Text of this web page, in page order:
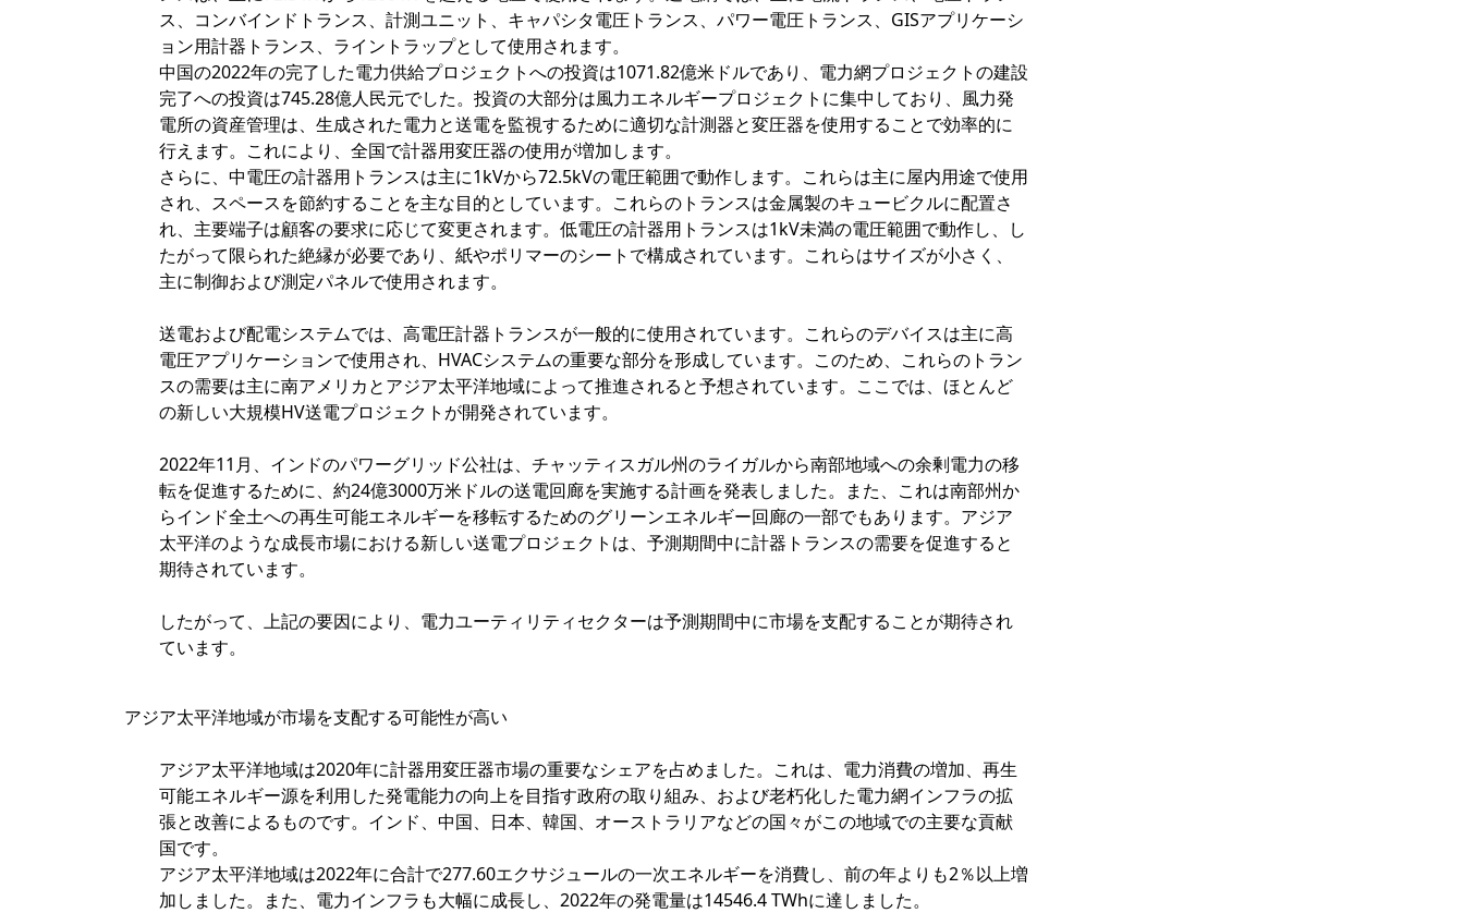
ス、コンバインドトランス、計測ユニット、キャパシタ電圧トランス、パワー電圧トランス、GISアプリケーシ
ョン用計器トランス、ライントラップとして使用されます。
中国の2022年の完了した電力供給プロジェクトへの投資は1071.82億米ドルであり、電力網プロジェクトの建設
完了への投資は745.28億人民元でした。投資の大部分は風力エネルギープロジェクトに集中しており、風力発
電所の資産管理は、生成された電力と送電を監視するために適切な計測器と変圧器を使用することで効率的に
行えます。これにより、全国で計器用変圧器の使用が増加します。
さらに、中電圧の計器用トランスは主に1kVから72.5kVの電圧範囲で動作します。これらは主に屋内用途で使用
され、スペースを節約することを主な目的としています。これらのトランスは金属製のキュービクルに配置さ
れ、主要端子は顧客の要求に応じて変更されます。低電圧の計器用トランスは1kV未満の電圧範囲で動作し、し
たがって限られた絶縁が必要であり、紙やポリマーのシートで構成されています。これらはサイズが小さく、
主に制御および測定パネルで使用されます。
送電および配電システムでは、高電圧計器トランスが一般的に使用されています。これらのデバイスは主に高
電圧アプリケーションで使用され、HVACシステムの重要な部分を形成しています。このため、これらのトラン
スの需要は主に南アメリカとアジア太平洋地域によって推進されると予想されています。ここでは、ほとんど
の新しい大規模HV送電プロジェクトが開発されています。
2022年11月、インドのパワーグリッド公社は、チャッティスガル州のライガルから南部地域への余剰電力の移
転を促進するために、約24億3000万米ドルの送電回廊を実施する計画を発表しました。また、これは南部州か
らインド全土への再生可能エネルギーを移転するためのグリーンエネルギー回廊の一部でもあります。アジア
太平洋のような成長市場における新しい送電プロジェクトは、予測期間中に計器トランスの需要を促進すると
期待されています。
したがって、上記の要因により、電力ユーティリティセクターは予測期間中に市場を支配することが期待され
ています。
アジア太平洋地域が市場を支配する可能性が高い
アジア太平洋地域は2020年に計器用変圧器市場の重要なシェアを占めました。これは、電力消費の増加、再生
可能エネルギー源を利用した発電能力の向上を目指す政府の取り組み、および老朽化した電力網インフラの拡
張と改善によるものです。インド、中国、日本、韓国、オーストラリアなどの国々がこの地域での主要な貢献
国です。
アジア太平洋地域は2022年に合計で277.60エクサジュールの一次エネルギーを消費し、前の年よりも2％以上増
加しました。また、電力インフラも大幅に成長し、2022年の発電量は14546.4 TWhに達しました。